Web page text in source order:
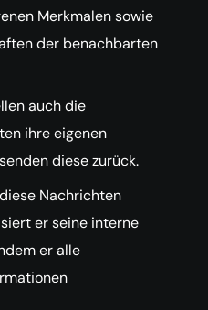
Merkmalen sowie
der benachbarten
auch die
ihre eigenen
diese zurück.
Nachrichten
er seine interne
er alle